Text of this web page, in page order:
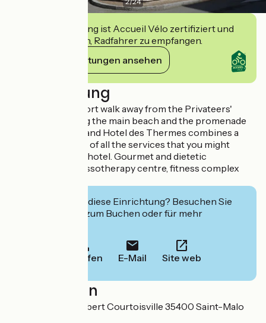
Diese Einrichtung ist Accueil Vélo zertifiziert und
verpflichtet sich, Radfahrer zu empfangen.
Ihre Verpflichtungen ansehen
Beschreibung
Located only a short walk away from the Privateers'
Town, overlooking the main beach and the promenade
(Le Sillon), the Grand Hotel des Thermes combines a
breathtaking view of all the services that you might
expect in a luxury hotel. Gourmet and dietetic
restaurants, thalassotherapy centre, fitness complex
Interessiert Sie diese Einrichtung? Besuchen Sie
deren Website zum Buchen oder für mehr
Anrufen E-Mail Site web
Localisation
100 boulevard Hébert Courtoisville 35400 Saint-Malo